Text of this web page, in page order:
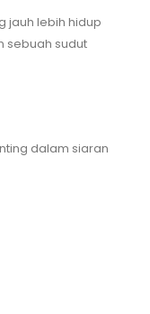
jauh lebih hidup
sebuah sudut
dalam siaran